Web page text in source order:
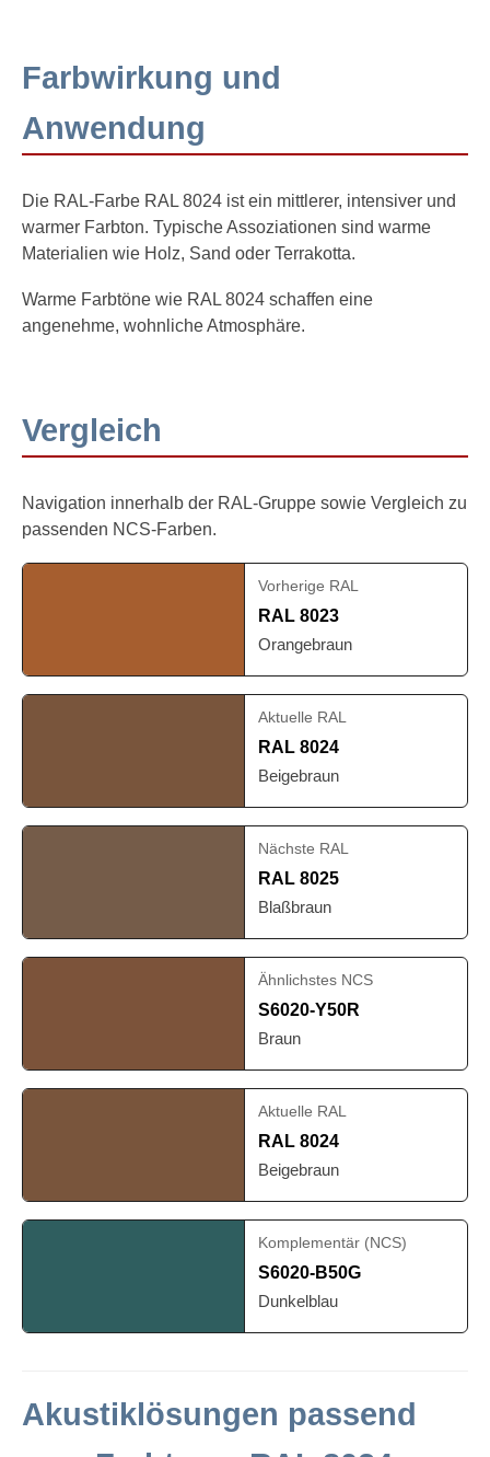
Farbwirkung und
Anwendung
Die RAL-Farbe RAL 8024 ist ein mittlerer, intensiver und
warmer Farbton. Typische Assoziationen sind warme
Materialien wie Holz, Sand oder Terrakotta.
Warme Farbtöne wie RAL 8024 schaffen eine
angenehme, wohnliche Atmosphäre.
Vergleich
Navigation innerhalb der RAL-Gruppe sowie Vergleich zu
passenden NCS-Farben.
Vorherige RAL
RAL 8023
Orangebraun
Aktuelle RAL
RAL 8024
Beigebraun
Nächste RAL
RAL 8025
Blaßbraun
Ähnlichstes NCS
S6020-Y50R
Braun
Aktuelle RAL
RAL 8024
Beigebraun
Komplementär (NCS)
S6020-B50G
Dunkelblau
Akustiklösungen passend